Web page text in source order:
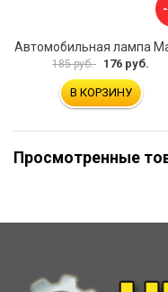
185 руб. 176 руб.
В КОРЗИНУ
Просмотренные